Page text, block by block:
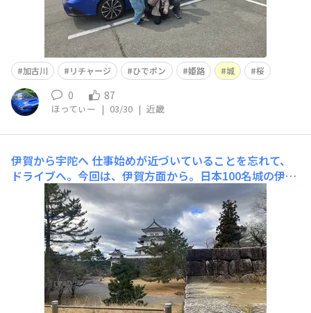
加古川 リチャージ ひでポン 姫路 城 桜
0 87
ほってぃー | 03/30 | 近畿
伊賀から宇陀へ 仕事始めが近づいていることを忘れて、
ドライブへ。今回は、伊賀方面から。日本100名城の伊賀
上野城は、模擬天守ですが遠くからでも見えるので街の象
徴になっています。伊賀上野城 とくに、高石垣は見応え
があります。『日本一・二の高石垣』と書かれていまし
た。高さでは、大阪城と丸亀城と僅差であり、測り